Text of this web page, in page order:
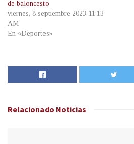
de baloncesto
viernes, 8 septiembre 2023 11:13
AM
En «Deportes»
Relacionado Noticias